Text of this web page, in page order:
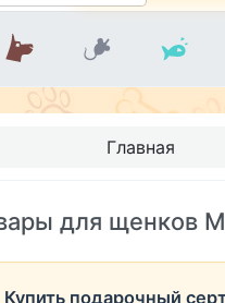
Главная
для щенков
Купить подарочный